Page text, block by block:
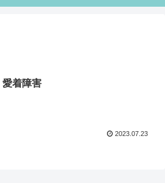
愛着障害
2023.07.23